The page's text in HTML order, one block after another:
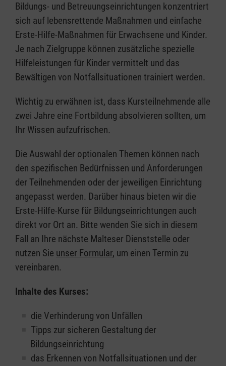
Bildungs- und Betreuungseinrichtungen konzentriert
sich auf lebensrettende Maßnahmen und einfache
Erste-Hilfe-Maßnahmen für Erwachsene und Kinder.
Je nach Zielgruppe können zusätzliche spezielle
Hilfeleistungen für Kinder vermittelt und das
Bewältigen von Notfallsituationen trainiert werden.
Wichtig zu erwähnen ist, dass Kursteilnehmende alle
zwei Jahre eine Fortbildung absolvieren sollten, um
Ihr Wissen aufzufrischen.
Die Auswahl der optionalen Themen können nach
den spezifischen Bedürfnissen und Anforderungen
der Teilnehmenden oder der jeweiligen Einrichtung
angepasst werden. Darüber hinaus bieten wir die
Erste-Hilfe-Kurse für Bildungseinrichtungen auch
direkt vor Ort an. Bitte wenden Sie sich in diesem
Fall an Ihre nächste Malteser Dienststelle oder
nutzen Sie unser Formular, um einen Termin zu
vereinbaren.
Inhalte des Kurses:
die Verhinderung von Unfällen
Tipps zur sicheren Gestaltung der
Bildungseinrichtung
das Erkennen von Notfallsituationen und der